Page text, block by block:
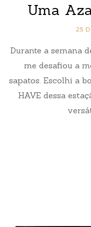
Uma
25
Durante a semana
me desafiou a
sapatos. Escolhi a
HAVE dessa